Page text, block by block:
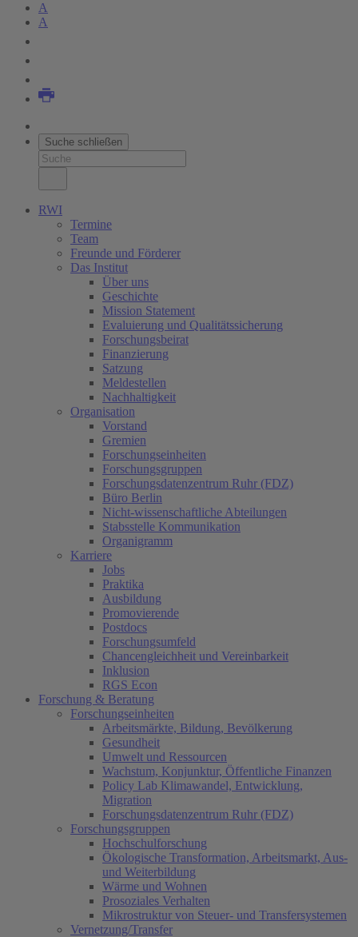
A
A
Suche schließen
RWI
Termine
Team
Freunde und Förderer
Das Institut
Über uns
Geschichte
Mission Statement
Evaluierung und Qualitätssicherung
Forschungsbeirat
Finanzierung
Satzung
Meldestellen
Nachhaltigkeit
Organisation
Vorstand
Gremien
Forschungseinheiten
Forschungsgruppen
Forschungsdatenzentrum Ruhr (FDZ)
Büro Berlin
Nicht-wissenschaftliche Abteilungen
Stabsstelle Kommunikation
Organigramm
Karriere
Jobs
Praktika
Ausbildung
Promovierende
Postdocs
Forschungsumfeld
Chancengleichheit und Vereinbarkeit
Inklusion
RGS Econ
Forschung & Beratung
Forschungseinheiten
Arbeitsmärkte, Bildung, Bevölkerung
Gesundheit
Umwelt und Ressourcen
Wachstum, Konjunktur, Öffentliche Finanzen
Policy Lab Klimawandel, Entwicklung,
Migration
Forschungsdatenzentrum Ruhr (FDZ)
Forschungsgruppen
Hochschulforschung
Ökologische Transformation, Arbeitsmarkt, Aus-
und Weiterbildung
Wärme und Wohnen
Prosoziales Verhalten
Mikrostruktur von Steuer- und Transfersystemen
Vernetzung/Transfer